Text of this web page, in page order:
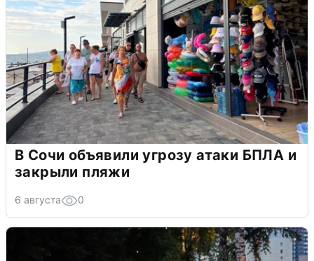
В Сочи объявили угрозу атаки БПЛА и
закрыли пляжи
6 августа 0